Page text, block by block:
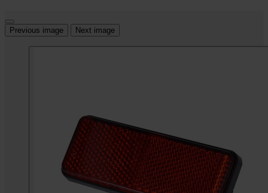
Previous image Next image